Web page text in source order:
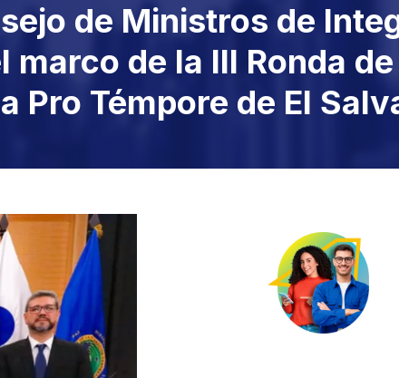
de Ministros de
marco de la III Ronda
Pro Témpore de El